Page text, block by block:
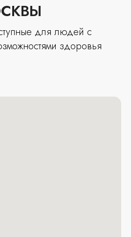
для людей с
здоровья